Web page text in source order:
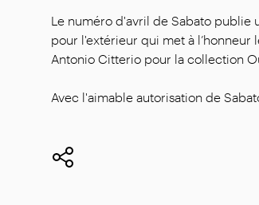
Le numéro d'avril de Sabato
pour l'extérieur qui met à l’honneur
Antonio Citterio pour la collection
Avec l'aimable autorisation de